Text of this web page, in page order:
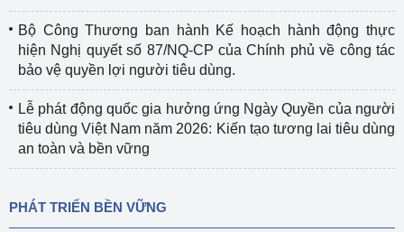
Bộ Công Thương ban hành Kế hoạch hành động thực
hiện Nghị quyết số 87/NQ-CP của Chính phủ về công tác
bảo vệ quyền lợi người tiêu dùng.
Lễ phát động quốc gia hưởng ứng Ngày Quyền của người
tiêu dùng Việt Nam năm 2026: Kiến tạo tương lai tiêu dùng
an toàn và bền vững
PHÁT TRIỂN BỀN VỮNG